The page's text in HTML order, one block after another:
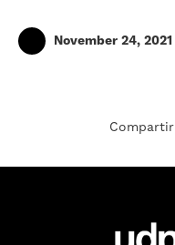
November 24, 2021
Compartir